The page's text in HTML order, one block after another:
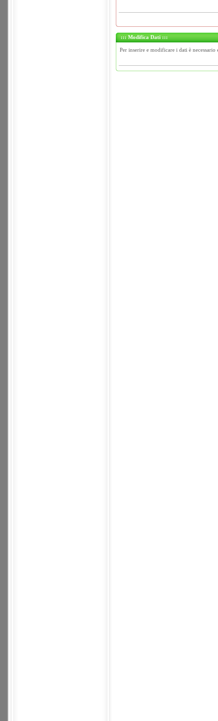
::: Modifica Dati :::
Per inserire e modificare i dati è necessario